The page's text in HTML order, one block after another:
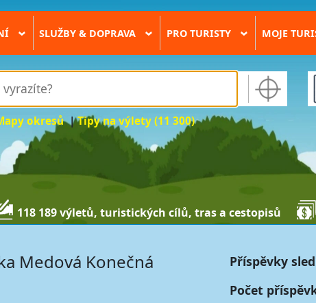
› SLUŽBY & DOPRAVA › PRO TURISTY › MOJE
okresů|Tipy na výlety (11 300)
118 189 výletů, turistických cílů, tras a cestopisů
Medová Konečná Příspěvky
Počet